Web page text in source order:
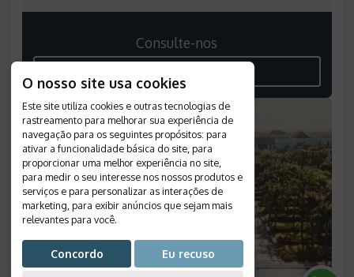
O nosso site usa cookies
Este site utiliza cookies e outras tecnologias de
rastreamento para melhorar sua experiência de
navegação para os seguintes propósitos: para
ativar a funcionalidade básica do site para
proporcionar uma melhor experiência no site
para medir o seu interesse nos nossos produtos e
serviços e para personalizar as interações de
marketing para exibir anúncios que sejam mais
relevantes para você.
Concordo Eu recuso
Consulte-nos